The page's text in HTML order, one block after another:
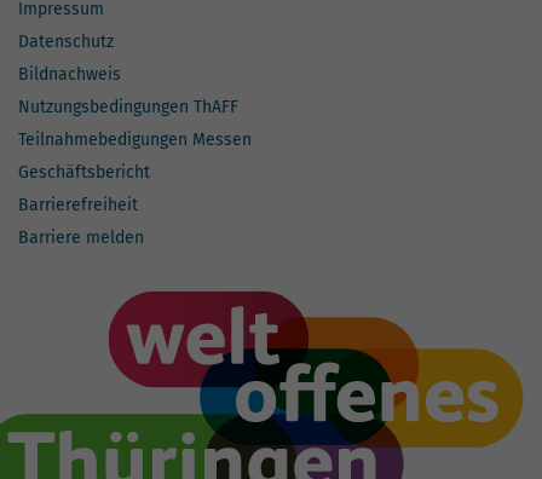
Impressum
Datenschutz
Bildnachweis
Nutzungsbedingungen ThAFF
Teilnahmebedigungen Messen
Geschäftsbericht
Barrierefreiheit
Barriere melden